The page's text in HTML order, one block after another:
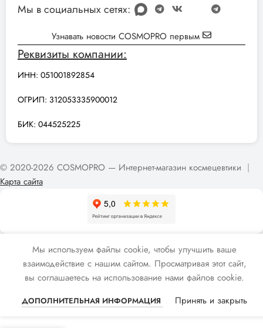
Мы в социальных сетях:
Узнавать новости COSMOPRO первым
Реквизиты компании:
ИНН: 051001892854
ОГРИП: 312053335900012
БИК: 044525225
© 2020-2026 COSMOPRO — Интернет-магазин космецевтики |
Карта сайта
Мы используем файлы cookie, чтобы улучшить ваше
взаимодействие с нашим сайтом. Просматривая этот сайт,
вы соглашаетесь на использование нами файлов cookie.
ДОПОЛНИТЕЛЬНАЯ ИНФОРМАЦИЯ Принять и закрыть